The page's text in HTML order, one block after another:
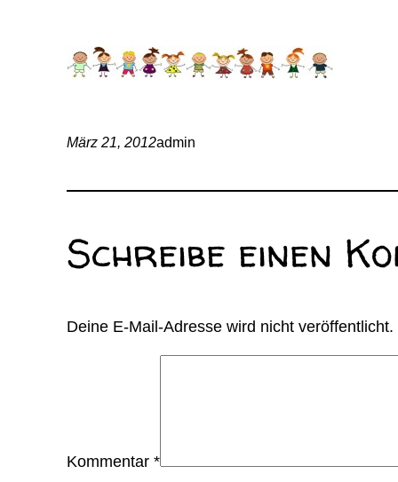
März 21, 2012admin
Schreibe einen
Deine E-Mail-Adresse wird nicht veröffentlicht.
Kommentar*